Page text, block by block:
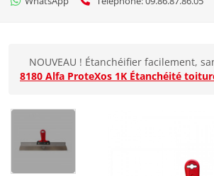
NOUVEAU ! Étanchéifier facilement,
8180 Alfa ProteXos 1K Étanchéité